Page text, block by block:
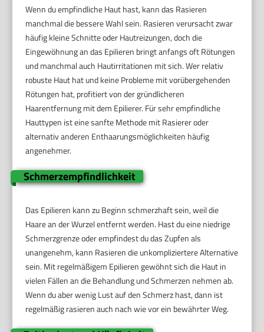
Wenn du empfindliche Haut hast, kann das Rasieren
manchmal die bessere Wahl sein. Rasieren verursacht zwar
häufig kleine Schnitte oder Hautreizungen, doch die
Eingewöhnung an das Epilieren bringt anfangs oft Rötungen
und manchmal auch Hautirritationen mit sich. Wer relativ
robuste Haut hat und keine Probleme mit vorübergehenden
Rötungen hat, profitiert von der gründlicheren
Haarentfernung mit dem Epilierer. Für sehr empfindliche
Hauttypen ist eine sanfte Methode mit Rasierer oder
alternativ anderen Enthaarungsmöglichkeiten häufig
angenehmer.
Schmerzempfindlichkeit
Das Epilieren kann zu Beginn schmerzhaft sein, weil die
Haare an der Wurzel entfernt werden. Hast du eine niedrige
Schmerzgrenze oder empfindest du das Zupfen als
unangenehm, kann Rasieren die unkompliziertere Alternative
sein. Mit regelmäßigem Epilieren gewöhnt sich die Haut in
vielen Fällen an die Behandlung und Schmerzen nehmen ab.
Wenn du aber wenig Lust auf den Schmerz hast, dann ist
regelmäßig rasieren auch nach wie vor ein bewährter Weg.